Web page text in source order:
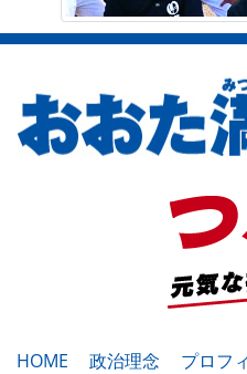
HOME 政治理念 プロフ